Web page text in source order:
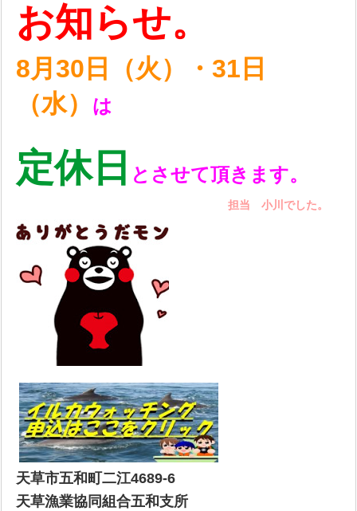
お知らせ。
8月30日（火）・31日
（水）
は
定休日 とさせて頂きます。
担当 小川でした。
天草市五和町二江4689-6
天草漁業協同組合五和支所